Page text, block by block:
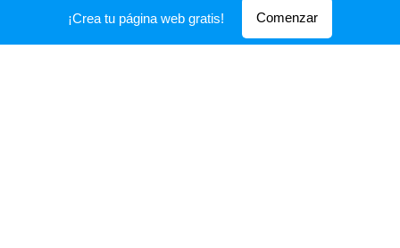
¡Crea tu página web gratis! Comenzar